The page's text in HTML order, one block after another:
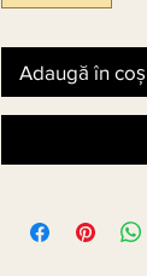
Adaugă în coș